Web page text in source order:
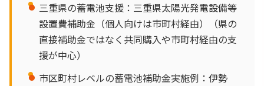
三重県の蓄電池支援：三重県太陽光発電設備等
設置費補助金（個人向けは市町村経由）（県の
直接補助金ではなく共同購入や市町村経由の支
援が中心）
市区町村レベルの蓄電池補助金実施例：伊勢